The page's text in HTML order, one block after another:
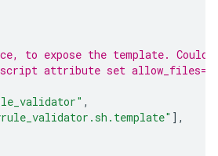
to expose the template.
attribute set
,
],